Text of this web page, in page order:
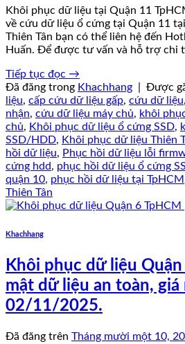
Khôi phục dữ liệu tại Quận 11
về cứu dữ liệu ổ cứng tại Quận 11
Thiên Tân bạn có thể liên hệ đến
Huấn. Để được tư vấn và hỗ trợ chi
Tiếp tục đọc →
Đã đăng trong Khachhang Được
liệu, cấp cứu dữ liệu gấp, cứu dữ liệu,
nhận, cứu dữ liệu máy chủ, khôi
chủ, Khôi phục dữ liệu ổ cứng SSD,
SSD/HDD, Khôi phục dữ liệu Thiên
hồi dữ liệu, Phục hồi dữ liệu lỗi
cứng hdd, phục hồi dữ liệu ổ cứng
quận 10, phục hồi dữ liệu tại TpHCM
Thiên Tân
Khachhang
Khôi phục dữ liệu
mật dữ liệu an toàn, giá
02/11/2025.
Đã đăng trên Tháng mười một 10,